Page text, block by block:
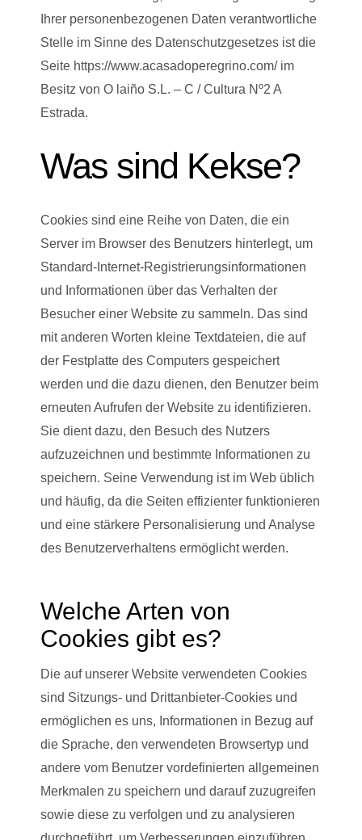
Ihrer personenbezogenen Daten verantwortliche
Stelle im Sinne des Datenschutzgesetzes ist die
Seite https://www.acasadoperegrino.com/ im
Besitz von O laiño S.L. – C / Cultura Nº2 A
Estrada.
Was sind Kekse?
Cookies sind eine Reihe von Daten, die ein
Server im Browser des Benutzers hinterlegt, um
Standard-Internet-Registrierungsinformationen
und Informationen über das Verhalten der
Besucher einer Website zu sammeln. Das sind
mit anderen Worten kleine Textdateien, die auf
der Festplatte des Computers gespeichert
werden und die dazu dienen, den Benutzer beim
erneuten Aufrufen der Website zu identifizieren.
Sie dient dazu, den Besuch des Nutzers
aufzuzeichnen und bestimmte Informationen zu
speichern. Seine Verwendung ist im Web üblich
und häufig, da die Seiten effizienter funktionieren
und eine stärkere Personalisierung und Analyse
des Benutzerverhaltens ermöglicht werden.
Welche Arten von
Cookies gibt es?
Die auf unserer Website verwendeten Cookies
sind Sitzungs- und Drittanbieter-Cookies und
ermöglichen es uns, Informationen in Bezug auf
die Sprache, den verwendeten Browsertyp und
andere vom Benutzer vordefinierten allgemeinen
Merkmalen zu speichern und darauf zuzugreifen
sowie diese zu verfolgen und zu analysieren